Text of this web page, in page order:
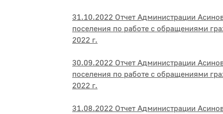
31.10.2022 Отчет Администрации
поселения по работе с обращениями
2022 г.
30.09.2022 Отчет Администрации
поселения по работе с обращениями
2022 г.
31.08.2022 Отчет Администрации